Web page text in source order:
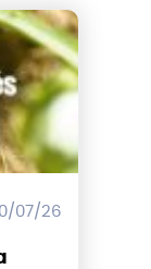
07/26